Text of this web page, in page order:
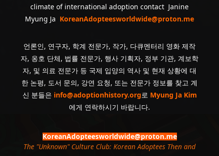
climate of international adoption contact Janine
Myung Ja KoreanAdopteesworldwide@proton.me
언론인, 연구자, 학계 전문가, 작가, 다큐멘터리 영화 제작
자, 옹호 단체, 법률 전문가, 행사 기획자, 정부 기관, 계보학
자, 및 의료 전문가 등 국제 입양의 역사 및 현재 상황에 대
한 논평, 도서 문의, 강연 요청, 또는 전문가 정보를 찾고 계
신 분들은 info@adoptionhistory.org로 Myung Ja Kim
에게 연락하시기 바랍니다.
KoreanAdopteesworldwide@proton.me
The "Unknown" Culture Club: Korean Adoptees Then and